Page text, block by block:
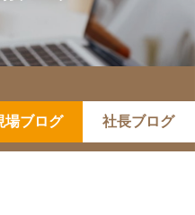
場ブログ 社長ブログ